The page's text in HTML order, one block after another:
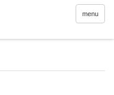
menu